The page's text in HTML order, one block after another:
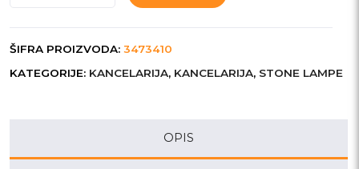
ŠIFRA PROIZVODA: 3473410
KATEGORIJE: KANCELARIJA, KANCELARIJA, STONE LAMPE
OPIS